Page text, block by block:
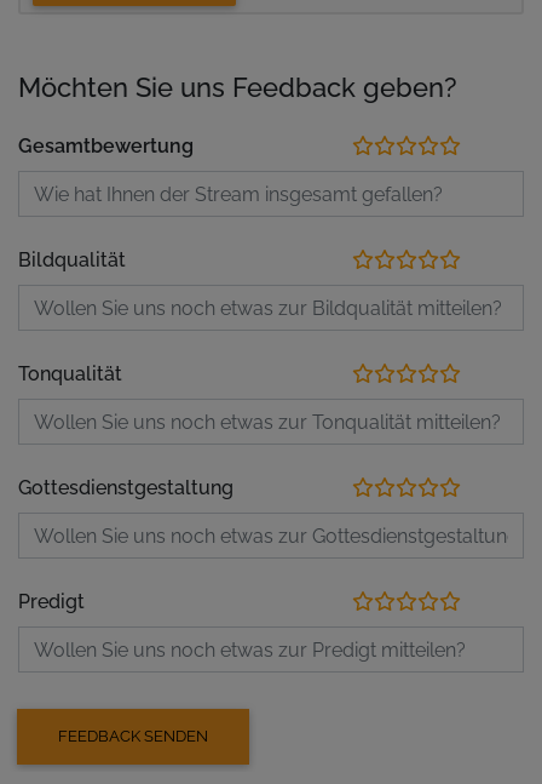
Möchten Sie uns Feedback geben?
Gesamtbewertung
Bildqualität
Tonqualität
Gottesdienstgestaltung
Predigt